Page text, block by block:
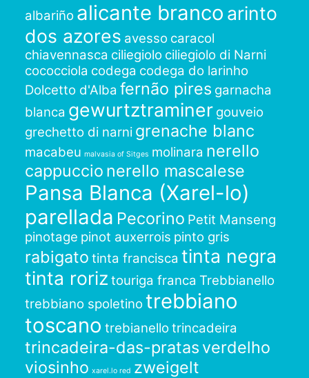
albariño alicante branco arinto
dos azores avesso caracol
chiavennasca ciliegiolo ciliegiolo di Narni
cococciola codega codega do larinho
Dolcetto d'Alba fernão pires garnacha
blanca gewurtztraminer gouveio
grechetto di narni grenache blanc
macabeu malvasia of Sitges molinara nerello
cappuccio nerello mascalese
Pansa Blanca (Xarel-lo)
parellada Pecorino Petit Manseng
pinotage pinot auxerrois pinto gris
rabigato tinta francisca tinta negra
tinta roriz touriga franca Trebbianello
trebbiano spoletino trebbiano
toscano trebianellotrincadeira
trincadeira-das-pratas verdelho
viosinho xarel.lo red zweigelt